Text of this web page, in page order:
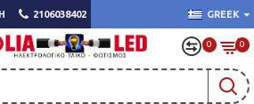
2106038402 GREEK
0 0